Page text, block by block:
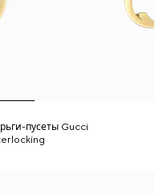
пусеты Gucci